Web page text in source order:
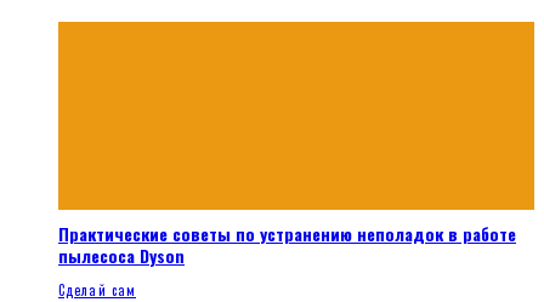
Практические советы по устранению неполадок в работе
пылесоса Dyson
Сделай сам